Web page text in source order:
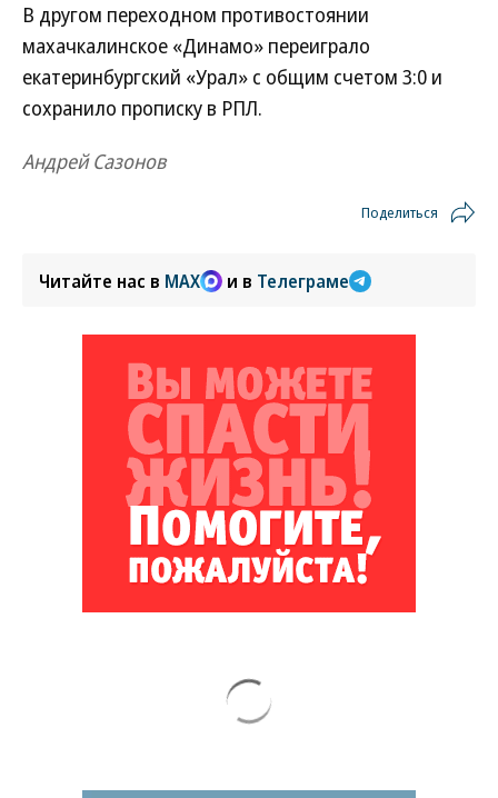
В другом переходном противостоянии
махачкалинское «Динамо» переиграло
екатеринбургский «Урал» с общим счетом 3:0 и
сохранило прописку в РПЛ.
Андрей Сазонов
Поделиться
Читайте нас в MAX и в Телеграме